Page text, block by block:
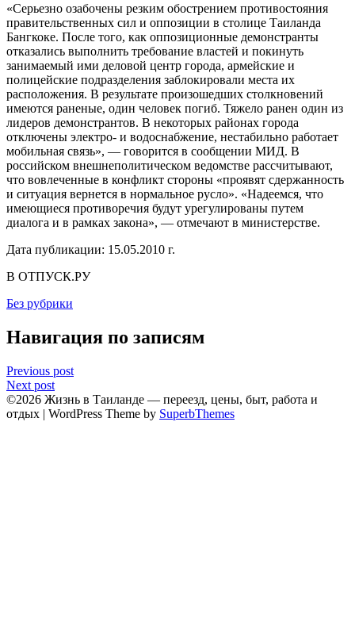
«Серьезно озабочены резким обострением противостояния
правительственных сил и оппозиции в столице Таиланда
Бангкоке. После того, как оппозиционные демонстранты
отказались выполнить требование властей и покинуть
занимаемый ими деловой центр города, армейские и
полицейские подразделения заблокировали места их
расположения. В результате произошедших столкновений
имеются раненые, один человек погиб. Тяжело ранен один из
лидеров демонстрантов. В некоторых районах города
отключены электро- и водоснабжение, нестабильно работает
мобильная связь», — говорится в сообщении МИД. В
российском внешнеполитическом ведомстве рассчитывают,
что вовлеченные в конфликт стороны «проявят сдержанность
и ситуация вернется в нормальное русло». «Надеемся, что
имеющиеся противоречия будут урегулированы путем
диалога и в рамках закона», — отмечают в министерстве.
Дата публикации: 15.05.2010 г.
В ОТПУСК.РУ
Без рубрики
Навигация по записям
Previous post
Next post
©2026 Жизнь в Таиланде — переезд, цены, быт, работа и
отдых | WordPress Theme by SuperbThemes